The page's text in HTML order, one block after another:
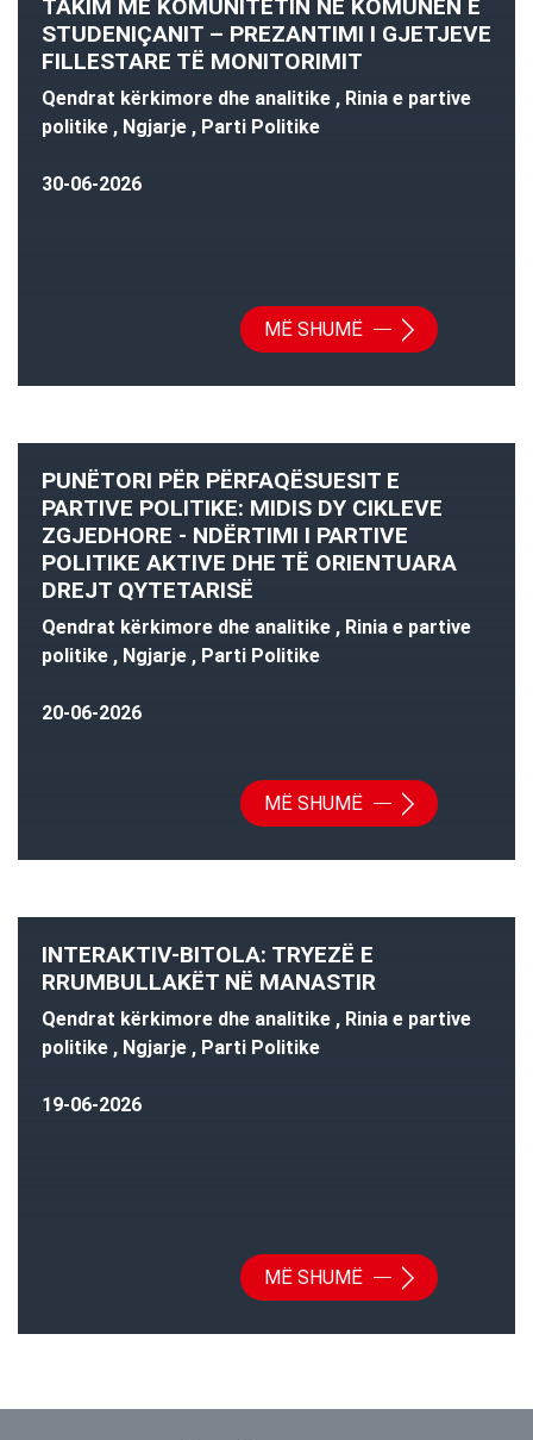
TAKIM ME KOMUNITETIN NË KOMUNËN E
STUDENIÇANIT – PREZANTIMI I GJETJEVE
FILLESTARE TË MONITORIMIT
Qendrat kërkimore dhe analitike , Rinia e partive
politike , Ngjarje , Parti Politike
30-06-2026
MË SHUMË
PUNËTORI PËR PËRFAQËSUESIT E
PARTIVE POLITIKE: MIDIS DY CIKLEVE
ZGJEDHORE - NDËRTIMI I PARTIVE
POLITIKE AKTIVE DHE TË ORIENTUARA
DREJT QYTETARISË
Qendrat kërkimore dhe analitike , Rinia e partive
politike , Ngjarje , Parti Politike
20-06-2026
MË SHUMË
INTERAKTIV-BITOLA: TRYEZË E
RRUMBULLAKËT NË MANASTIR
Qendrat kërkimore dhe analitike , Rinia e partive
politike , Ngjarje , Parti Politike
19-06-2026
MË SHUMË